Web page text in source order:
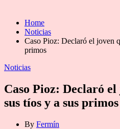
Home
Noticias
Caso Pioz: Declaró el joven
primos
Categories
Noticias
Caso Pioz: Declaró el
sus tíos y a sus primos
By Fermín